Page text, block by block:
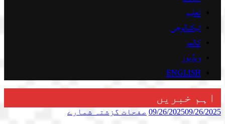
تعلیم
ٹیکنالوجی
کالمز
ویڈیوز
ENGLISH
اہم خبریں
09/26/202509/26/2025 صفحات گزشتہ شمارے